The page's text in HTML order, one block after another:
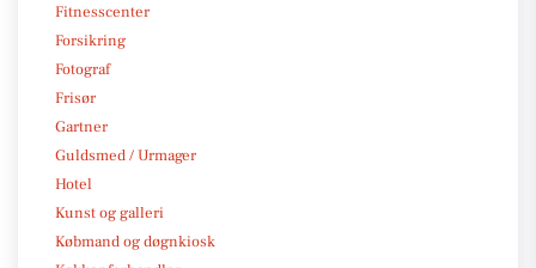
Fitnesscenter
Forsikring
Fotograf
Frisør
Gartner
Guldsmed / Urmager
Hotel
Kunst og galleri
Købmand og døgnkiosk